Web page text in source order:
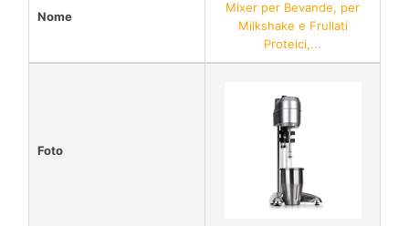
Nome
Mixer per Bevande, per
Milkshake e Frullati
Proteici,...
Foto